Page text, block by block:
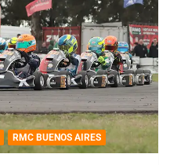
RMC BUENOS AIRES